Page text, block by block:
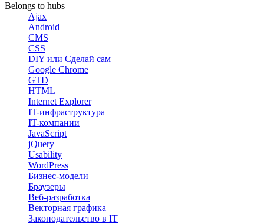
Belongs to hubs
Ajax
Android
CMS
CSS
DIY или Сделай сам
Google Chrome
GTD
HTML
Internet Explorer
IT-инфраструктура
IT-компании
JavaScript
jQuery
Usability
WordPress
Бизнес-модели
Браузеры
Веб-разработка
Векторная графика
Законодательство в IT